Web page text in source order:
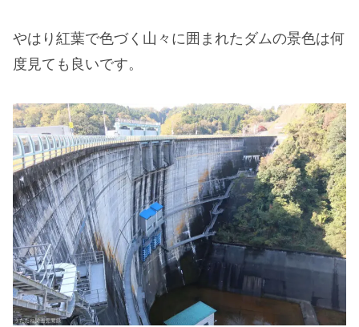
やはり紅葉で色づく山々に囲まれたダムの景色は何
度見ても良いです。